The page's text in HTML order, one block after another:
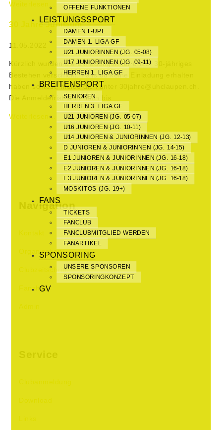
OFFENE FUNKTIONEN
LEISTUNGSSPORT
DAMEN L-UPL
DAMEN 1. LIGA GF
U21 JUNIORINNEN (JG. 05-08)
U17 JUNIORINNEN (JG. 09-11)
HERREN 1. LIGA GF
BREITENSPORT
SENIOREN
HERREN 3. LIGA GF
U21 JUNIOREN (JG. 05-07)
U16 JUNIOREN (JG. 10-11)
U14 JUNIOREN & JUNIORINNEN (JG. 12-13)
D JUNIOREN & JUNIORINNEN (JG. 14-15)
E1 JUNIOREN & JUNIORINNEN (JG. 16-18)
E2 JUNIOREN & JUNIORINNEN (JG. 16-18)
E3 JUNIOREN & JUNIORINNEN (JG. 16-18)
MOSKITOS (JG. 19+)
FANS
TICKETS
FANCLUB
FANCLUBMITGLIED WERDEN
FANARTIKEL
SPONSORING
UNSERE SPONSOREN
SPONSORINGKONZEPT
GV
Weiterlesen...
30 Jahre Jubiläum
11.05.2022
Kürzlich wurden die Einladungen für unser 30-jähriges
Bestehen verschickt. Falls du keine Einladung erhalten
haben solltest, melde dich unter 30jahre@uhclaupen.ch.
Die Anmeldefrist läuft noch bis
Weiterlesen...
Navigation
Kontakt
Organisation
Clubzeitschrift
Fanshop
Admin
Clubanmeldung
Download
Links